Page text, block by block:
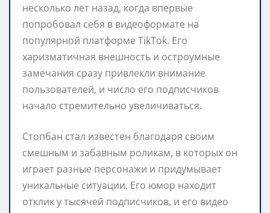
несколько лет назад, когда впервые
попробовал себя в видеоформате на
популярной платформе TikTok. Его
харизматичная внешность и остроумные
замечания сразу привлекли внимание
пользователей, и число его подписчиков
начало стремительно увеличиваться.
Стопбан стал известен благодаря своим
смешным и забавным роликам, в которых он
играет разные персонажи и придумывает
уникальные ситуации. Его юмор находит
отклик у тысячей подписчиков, и его видео